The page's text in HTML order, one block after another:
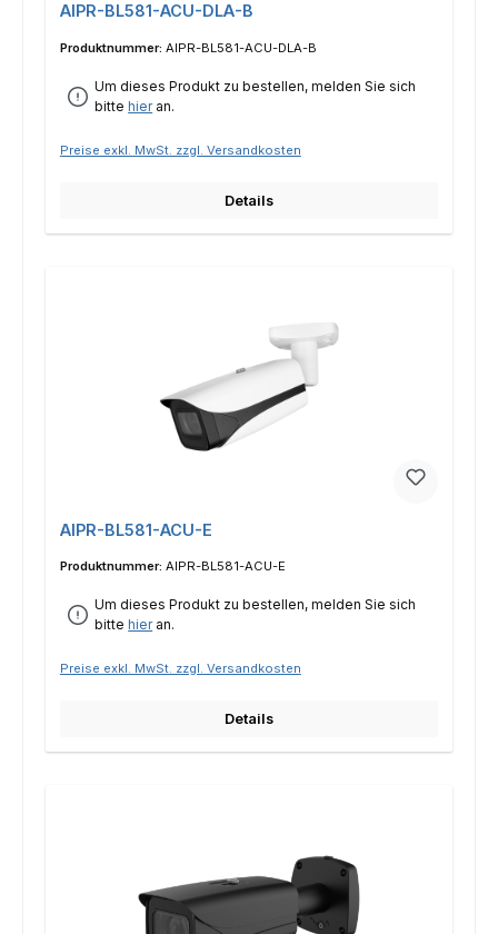
AIPR-BL581-ACU-DLA-B
Produktnummer: AIPR-BL581-ACU-DLA-B
Um dieses Produkt zu bestellen, melden Sie sich
bittehieran.
Preise exkl. MwSt. zzgl. Versandkosten
Details
AIPR-BL581-ACU-E
Produktnummer: AIPR-BL581-ACU-E
Um dieses Produkt zu bestellen, melden Sie sich
bittehieran.
Preise exkl. MwSt. zzgl. Versandkosten
Details